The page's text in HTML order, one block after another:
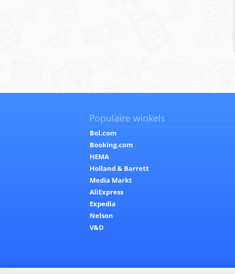
Populaire winkels
Bol.com
Booking.com
HEMA
Holland & Barrett
Media Markt
AliExpress
Expedia
Nelson
V&D